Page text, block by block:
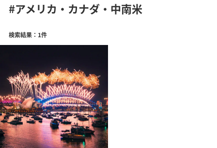
#アメリカ・カナダ・中南米
検索結果：1件